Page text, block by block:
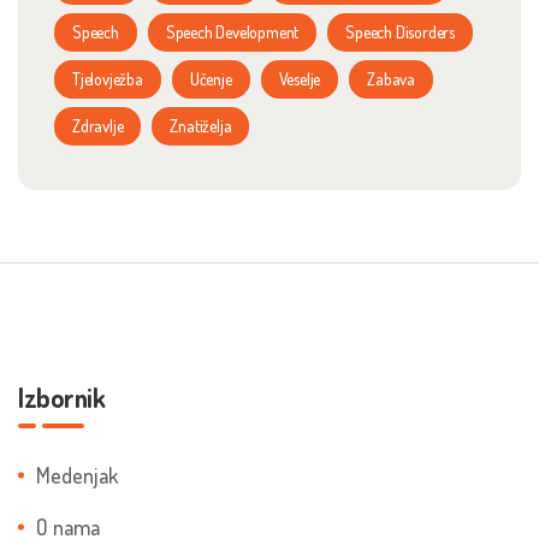
Speech Speech Development Speech Disorders
Tjelovježba Učenje Veselje Zabava
Zdravlje Znatiželja
Izbornik
Medenjak
O nama